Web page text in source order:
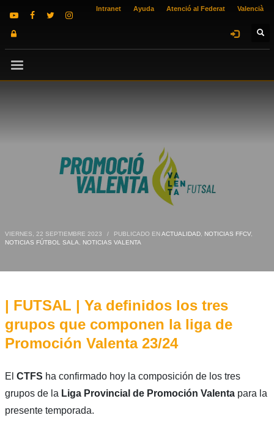
Intranet Ayuda Atenció al Federat Valencià
VIERNES, 22 SEPTIEMBRE 2023 / PUBLICADO ENACTUALIDAD, NOTICIAS FFCV,
NOTICIAS FÚTBOL SALA
NOTICIAS VALENTA
| FUTSAL | Ya definidos los tres
grupos que componen la liga de
Promoción Valenta 23/24
El CTFS ha confirmado hoy la composición de los tres
grupos de la Liga Provincial de Promoción Valentapara la
presente temporada.